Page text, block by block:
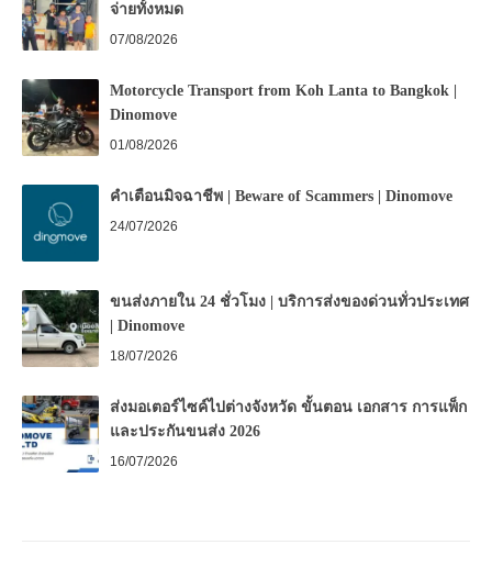
จ่ายทั้งหมด
07/08/2026
Motorcycle Transport from Koh Lanta to Bangkok |
Dinomove
01/08/2026
คำเตือนมิจฉาชีพ | Beware of Scammers | Dinomove
24/07/2026
ขนส่งภายใน 24 ชั่วโมง | บริการส่งของด่วนทั่วประเทศ
| Dinomove
18/07/2026
ส่งมอเตอร์ไซค์ไปต่างจังหวัด ขั้นตอน เอกสาร การแพ็ก
และประกันขนส่ง 2026
16/07/2026